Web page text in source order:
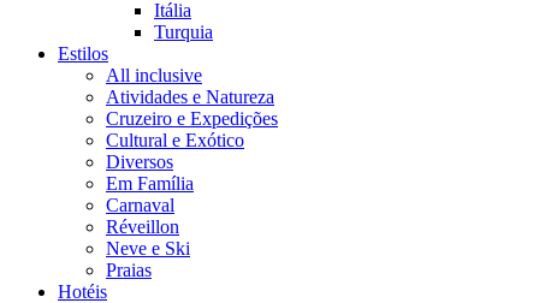
Itália
Turquia
Estilos
All inclusive
Atividades e Natureza
Cruzeiro e Expedições
Cultural e Exótico
Diversos
Em Família
Carnaval
Réveillon
Neve e Ski
Praias
Hotéis